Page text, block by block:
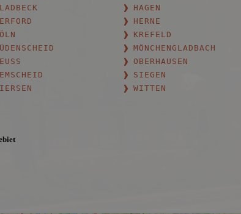
HAGEN
HERNE
KREFELD
MÖNCHENGLADBACH
OBERHAUSEN
SIEGEN
WITTEN